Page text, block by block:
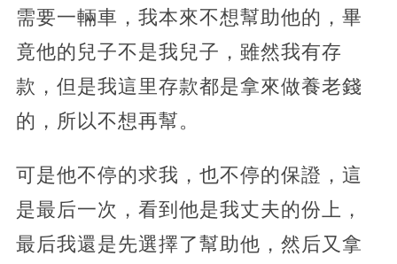
需要一輛車，我本來不想幫助他的，畢
竟他的兒子不是我兒子，雖然我有存
款，但是我這里存款都是拿來做養老錢
的，所以不想再幫。
可是他不停的求我，也不停的保證，這
是最后一次，看到他是我丈夫的份上，
最后我還是先選擇了幫助他，然后又拿